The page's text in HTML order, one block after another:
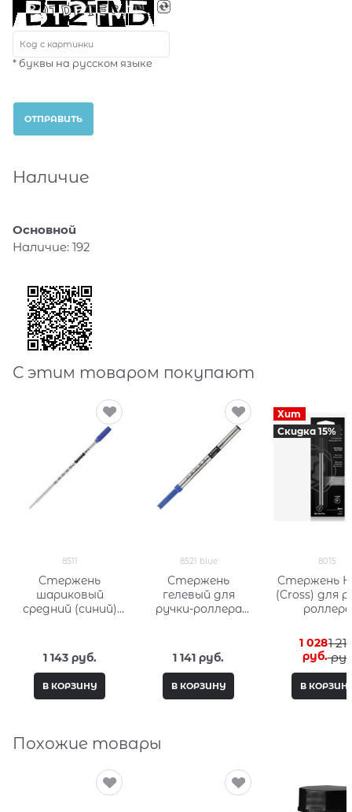
* буквы на русском языке
Наличие
Основной
Наличие: 192
С этим товаром покупают
8511
Стержень
шариковый
средний (синий)
1 143 руб.
В КОРЗИНУ
8521 blue
Стержень
гелевый для
ручки-роллера
blue
1 141 руб.
В КОРЗИНУ
Хит
Скидка 15%
8015
Стержень
(Cross) для
роллера
тонкий,
8015
1
1 028
руб.
В
Похожие товары